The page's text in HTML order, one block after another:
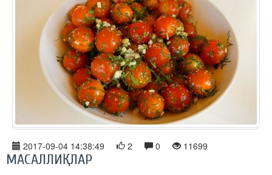
2017-09-04 14:38:49 2 0 11699
МАСАЛЛИҚЛАР